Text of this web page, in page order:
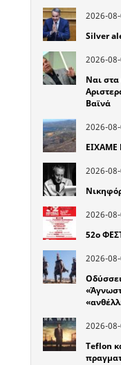
2026-
Silver
2026-
Ναι στα
Βαϊνά
2026-
2026-
2026-
52o
2026-
2026-
Teflon